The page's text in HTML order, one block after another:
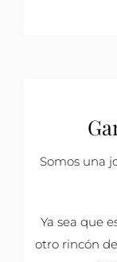
Somos una
Ya sea que
otro rincón